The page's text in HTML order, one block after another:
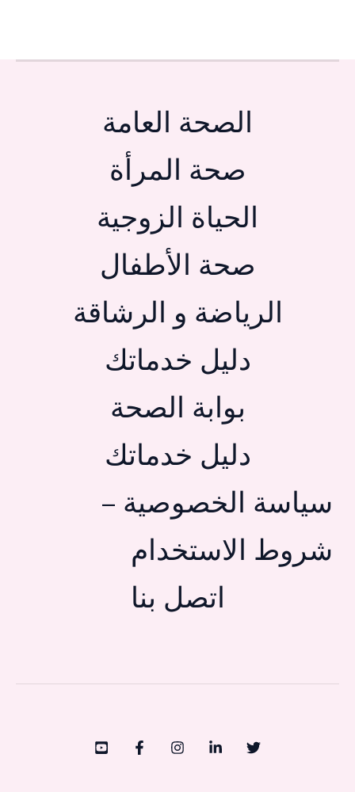
الصحة العامة
صحة المرأة
الحياة الزوجية
صحة الأطفال
الرياضة و الرشاقة
دليل خدماتك
بوابة الصحة
دليل خدماتك
سياسة الخصوصية –
شروط الاستخدام
اتصل بنا